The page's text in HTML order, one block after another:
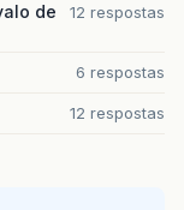
de
12 respostas
6 respostas
12 respostas